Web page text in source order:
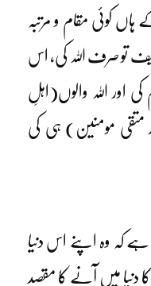
کوئی مقام و مرتبہ
تو صرف اللہ کی، اس
اور اللہ والوں(اہلِ
متقی مومنین) ہی کی
کہ وہ اپنے اس دنیا
میں آنے کا مقصد